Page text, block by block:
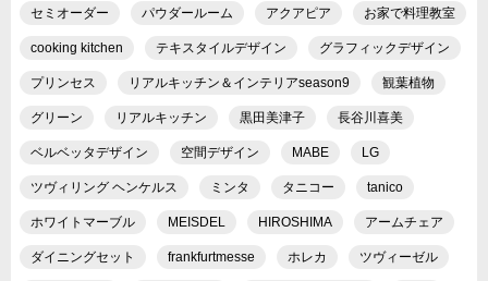
セミオーダー パウダールーム アクアピア お家で料理教室
cooking kitchen テキスタイルデザイン グラフィックデザイン
プリンセス リアルキッチン＆インテリアseason9 観葉植物
グリーン リアルキッチン 黒田美津子 長谷川喜美
ベルベッタデザイン 空間デザイン MABE LG
ツヴィリング ヘンケルス ミンタ タニコー tanico
ホワイトマーブル MEISDEL HIROSHIMA アームチェア
ダイニングセット frankfurtmesse ホレカ ツヴィーゼル